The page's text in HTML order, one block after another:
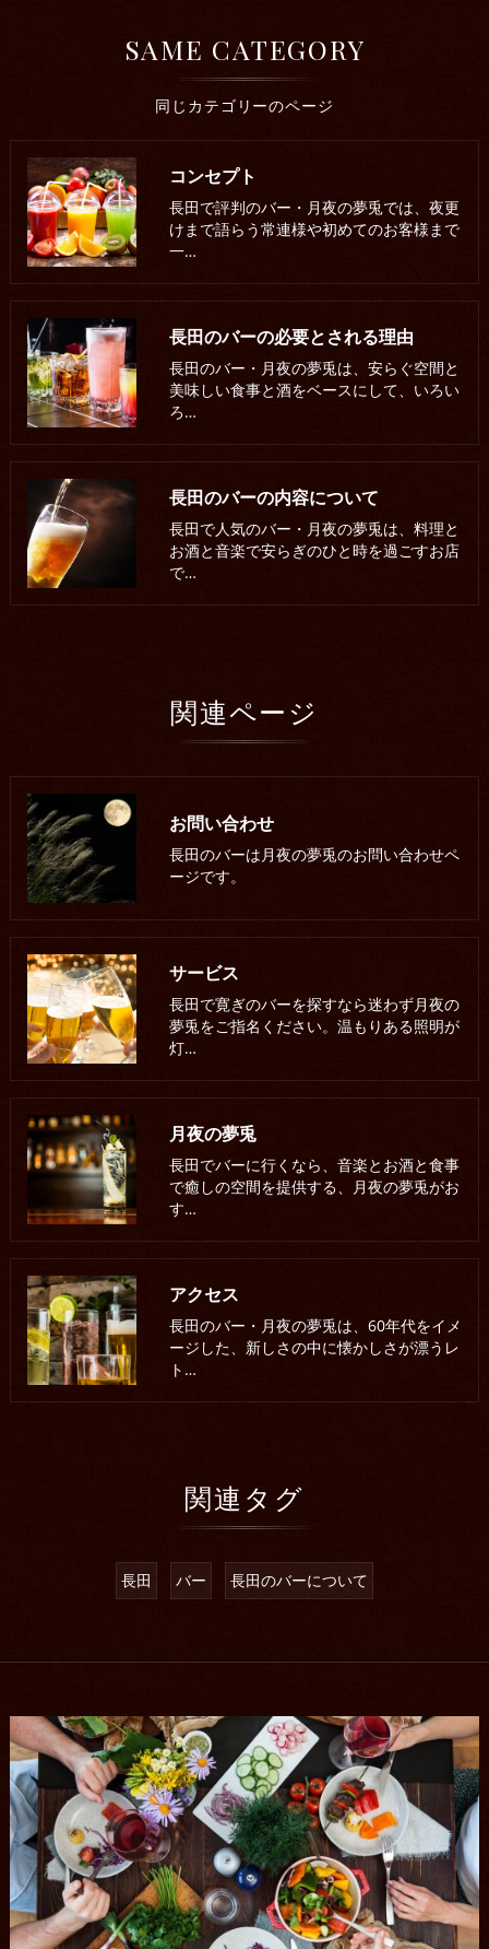
同じカテゴリーのページ
SAME CATEGORY
コンセプト
長田で評判のバー・月夜の夢兎では、夜更
けまで語らう常連様や初めてのお客様まで
一…
長田のバーの必要とされる理由
長田のバー・月夜の夢兎は、安らぐ空間と
美味しい食事と酒をベースにして、いろい
ろ…
長田のバーの内容について
長田で人気のバー・月夜の夢兎は、料理と
お酒と音楽で安らぎのひと時を過ごすお店
で…
関連ページ
お問い合わせ
長田のバーは月夜の夢兎のお問い合わせペ
ージです。
サービス
長田で寛ぎのバーを探すなら迷わず月夜の
夢兎をご指名ください。温もりある照明が
灯…
月夜の夢兎
長田でバーに行くなら、音楽とお酒と食事
で癒しの空間を提供する、月夜の夢兎がお
す…
アクセス
長田のバー・月夜の夢兎は、60年代をイメ
ージした、新しさの中に懐かしさが漂うレ
ト…
関連タグ
長田 バー 長田のバーについて